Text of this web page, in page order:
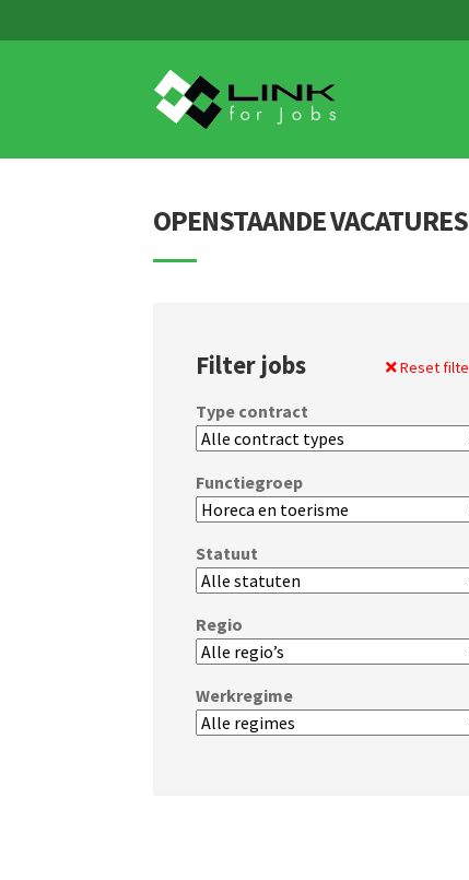
to
navigation
to
content
OPENSTAANDE VACATURES
Filter jobs Reset
Type contract
Functiegroep
Statuut
Regio
Werkregime